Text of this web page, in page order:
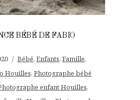
BÉBÉ DE FABIO
Bébé, Enfants, Famille,
Houilles, Photographe bébé
enfant Houilles,